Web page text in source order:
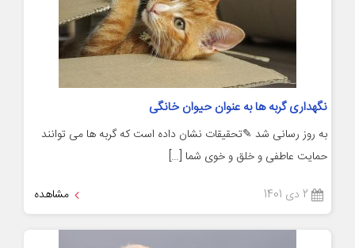
نگهداری گربه ها به عنوان حیوان خانگی
به روز رسانی شد ✎تحقیقات نشان داده است که گربه ها می توانند
حمایت عاطفی و خلق و خوی شما […]
مشاهده